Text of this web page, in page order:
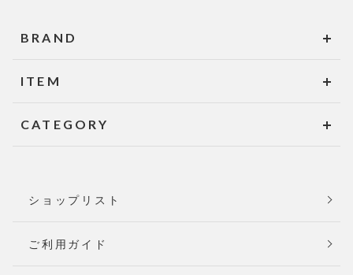
BRAND
ITEM
CATEGORY
ショップリスト
ご利用ガイド